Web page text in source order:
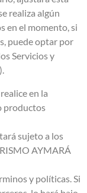
realiza algún
en el momento, si
puede optar por
Servicios y
en la
productos
sujeto a los
AYMARÁ
y políticas. Si